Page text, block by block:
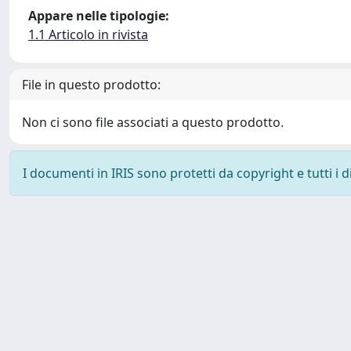
Appare nelle tipologie:
1.1 Articolo in rivista
File in questo prodotto:
Non ci sono file associati a questo prodotto.
I documenti in IRIS sono protetti da copyright e tutti i